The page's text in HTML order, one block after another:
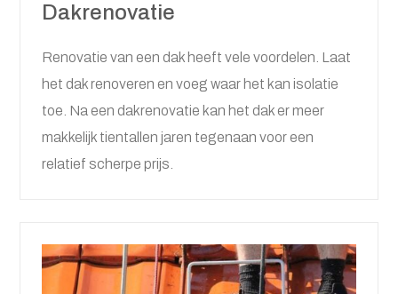
Dakrenovatie
Renovatie van een dak heeft vele voordelen. Laat
het dak renoveren en voeg waar het kan isolatie
toe. Na een dakrenovatie kan het dak er meer
makkelijk tientallen jaren tegenaan voor een
relatief scherpe prijs.